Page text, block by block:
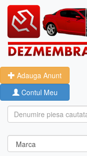
Adauga Anunt
Contul Meu